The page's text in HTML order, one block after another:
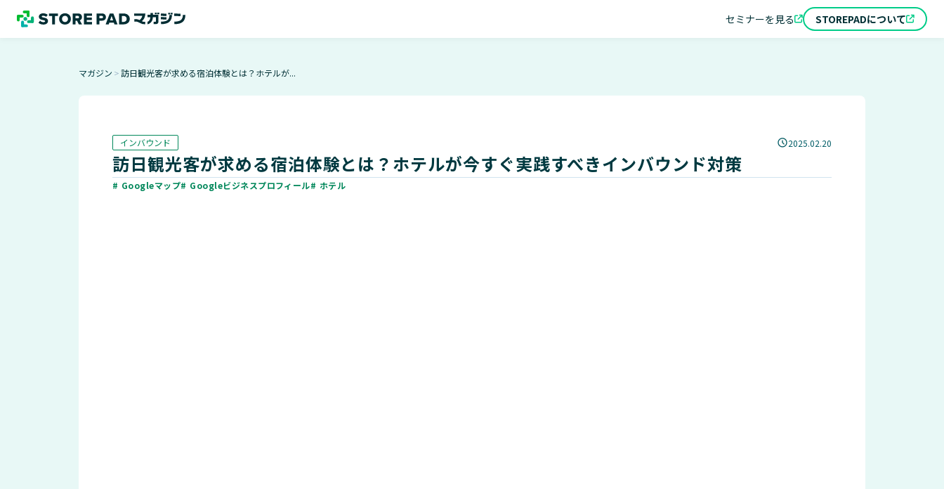
マガジン ＞ 訪日観光客が求める宿泊体験とは？ホテルが...
インバウンド 2025.02.20
訪日観光客が求める宿泊体験とは？ホテルが今すぐ実践すべきインバウンド対策
# Googleマップ# Googleビジネスプロフィール# ホテル
セミナーを見る STOREPADについて